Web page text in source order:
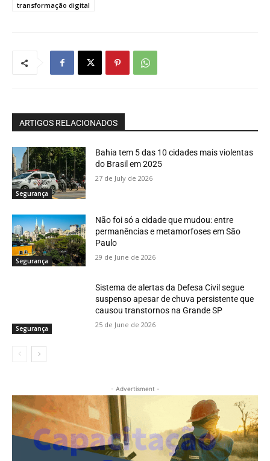
transformação digital
ARTIGOS RELACIONADOS
Segurança
Bahia tem 5 das 10 cidades mais violentas
do Brasil em 2025
27 de July de 2026
Segurança
Não foi só a cidade que mudou: entre
permanências e metamorfoses em São
Paulo
29 de June de 2026
Segurança
Sistema de alertas da Defesa Civil segue
suspenso apesar de chuva persistente que
causou transtornos na Grande SP
25 de June de 2026
- Advertisment -